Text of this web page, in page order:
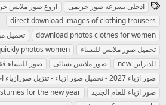
ا
ل
و
س
و
م
ادخلى بسرعه صور حريمى اروع صور ملابس
direct download images of clothing trousers
download photos clothes for women
تحميل
تحميل صور ملابس للنساء
photos women
new الديزاين
صور ملابس نسائى
صور للنساء
صور ازياء 2027 - تحميل صور ازياء - تنزيل صورازياء اجمل صور ازياء
صور ازياء للعام الجديد
for the new year